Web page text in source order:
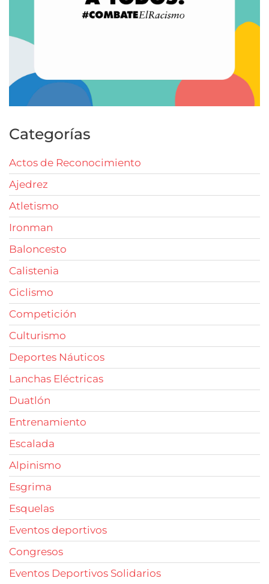
Categorías
Actos de Reconocimiento
Ajedrez
Atletismo
Ironman
Baloncesto
Calistenia
Ciclismo
Competición
Culturismo
Deportes Náuticos
Lanchas Eléctricas
Duatlón
Entrenamiento
Escalada
Alpinismo
Esgrima
Esquelas
Eventos deportivos
Congresos
Eventos Deportivos Solidarios